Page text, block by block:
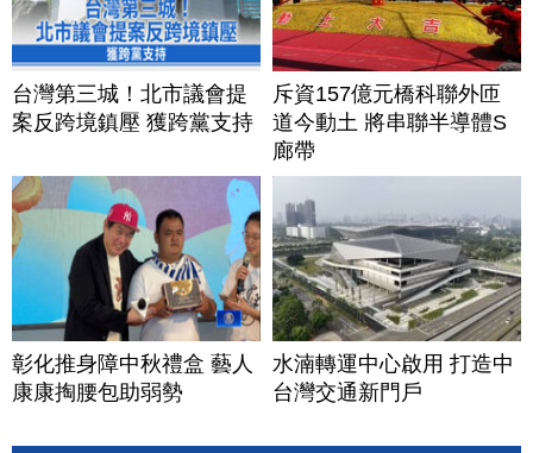
台灣第三城！北市議會提
案反跨境鎮壓 獲跨黨支持
斥資157億元橋科聯外匝
道今動土 將串聯半導體S
廊帶
彰化推身障中秋禮盒 藝人
康康掏腰包助弱勢
水湳轉運中心啟用 打造中
台灣交通新門戶